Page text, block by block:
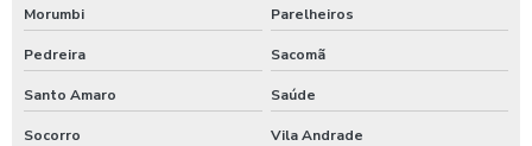
Morumbi Parelheiros
Pedreira Sacomã
Santo Amaro Saúde
Socorro Vila Andrade